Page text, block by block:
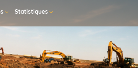
Statistiques